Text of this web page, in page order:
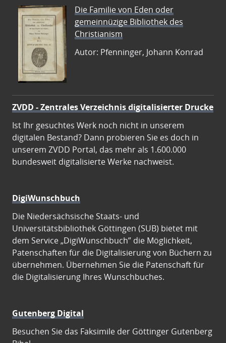
Die Familie von Eden oder
gemeinnüzige Bibliothek des
Christianism
Autor: Pfenninger, Johann Konrad
ZVDD - Zentrales Verzeichnis digitalisierter Drucke
Ist Ihr gesuchtes Werk noch nicht in unserem
digitalen Bestand? Dann probieren Sie es doch in
unserem ZVDD Portal, das mehr als 1.600.000
bundesweit digitalisierte Werke nachweist.
DigiWunschbuch
Die Niedersächsische Staats- und
Universitätsbibliothek Göttingen (SUB) bietet mit
dem Service „DigiWunschbuch” die Möglichkeit,
Patenschaften für die Digitalisierung von Büchern zu
übernehmen. Übernehmen Sie die Patenschaft für
die Digitalisierung Ihres Wunschbuches.
Gutenberg Digital
Besuchen Sie das Faksimile der Göttinger Gutenberg